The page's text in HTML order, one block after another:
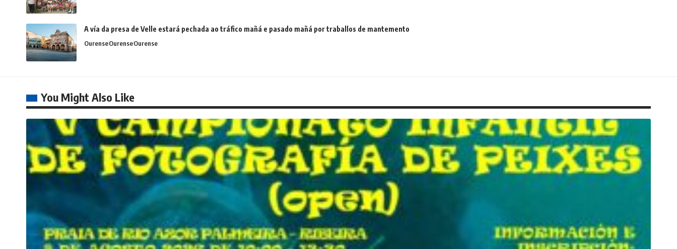
A vía da presa de Velle estará pechada ao tráfico mañá e pasado mañá por traballos de mantemento
OurenseOurenseOurense
You Might Also Like